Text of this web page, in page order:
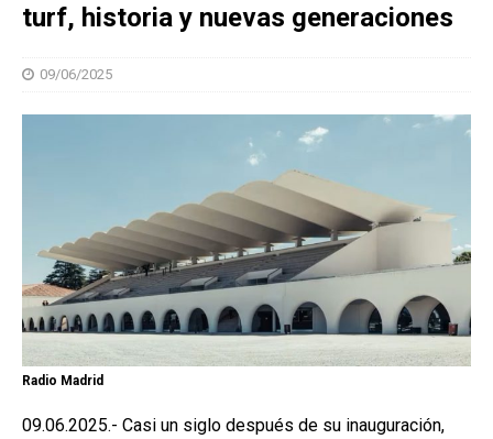
turf, historia y nuevas generaciones
09/06/2025
Radio Madrid
09.06.2025.- Casi un siglo después de su inauguración,